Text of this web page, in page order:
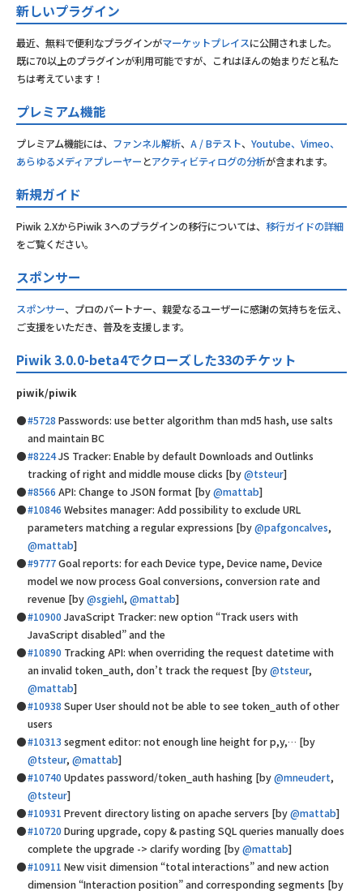
新しいプラグイン
最近、無料で便利なプラグインがマーケットプレイスに公開されました。
既に70以上のプラグインが利用可能ですが、これはほんの始まりだと私た
ちは考えています！
プレミアム機能
プレミアム機能には、 ファンネル解析、 A / Bテスト、 Youtube、Vimeo、
あらゆるメディアプレーヤーとアクティビティログの分析が含まれます。
新規ガイド
Piwik 2.XからPiwik 3へのプラグインの移行については、 移行ガイドの詳細
をご覧ください。
スポンサー
スポンサー、プロのパートナー、親愛なるユーザーに感謝の気持ちを伝え、
ご支援をいただき、普及を支援します。
Piwik 3.0.0-beta4でクローズした33のチケット
piwik/piwik
#5728 Passwords: use better algorithm than md5 hash, use salts
and maintain BC
#8224JS Tracker: Enable by default Downloads and Outlinks
tracking of right and middle mouse clicks [by@tsteur]
#8566 API: Change to JSON format [by@mattab]
#10846 Websites manager: Add possibility to exclude URL
parameters matching a regular expressions [by@pafgoncalves,
@mattab]
#9777Goal reports: for each Device type, Device name, Device
model we now process Goal conversions, conversion rate and
revenue [by@sgiehl, @mattab]
#10900 JavaScript Tracker: new option “Track users with
JavaScript disabled” and the
#10890 Tracking API: when overriding the request datetime with
an invalid token_auth, don’t track the request [by@tsteur,
@mattab]
#10938 Super User should not be able to see token_auth of other
users
#10313 segment editor: not enough line height for p,y,… [by
@tsteur, @mattab]
#10740 Updates password/token_auth hashing [by@mneudert,
@tsteur]
#10931 Prevent directory listing on apache servers [by@mattab]
#10720 During upgrade, copy & pasting SQL queries manually does
complete the upgrade -> clarify wording [by@mattab]
#10911 New visit dimension “total interactions” and new action
dimension “Interaction position” and corresponding segments [by